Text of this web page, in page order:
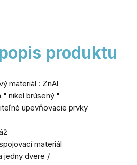
produktu
materiál : ZnAl
" nikel brúsený "
upevňovacie prvky
materiál
jedny dvere /